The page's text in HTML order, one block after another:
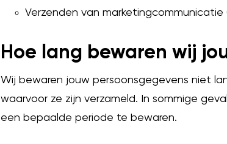
Verzenden van
Hoe lang bewaren wij
Wij bewaren jouw persoonsgegevens niet
waarvoor ze zijn verzameld. In sommige
een bepaalde periode te bewaren.